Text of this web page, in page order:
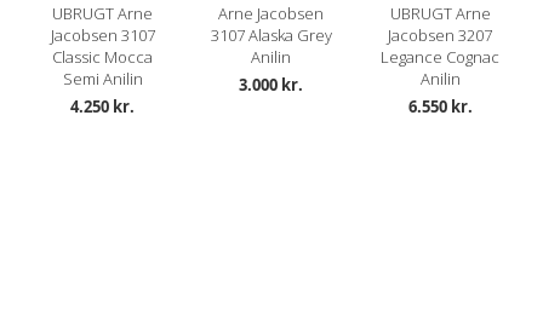
UBRUGT Arne
Jacobsen 3107
Classic Mocca
Semi Anilin
4.250 kr.
Arne Jacobsen
3107 Alaska Grey
Anilin
3.000 kr.
UBRUGT Arne
Jacobsen 3207
Legance Cognac
Anilin
6.550 kr.